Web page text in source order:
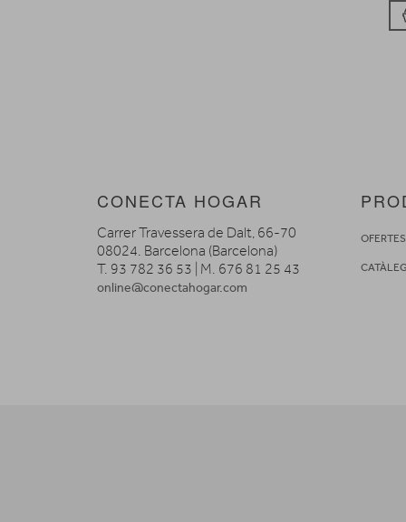
CONECTA HOGAR
Carrer Travessera de Dalt, 66-70
08024. Barcelona (Barcelona)
T. 93 782 36 53 | M. 676 81 25 43
online@conectahogar.com
OFERTES